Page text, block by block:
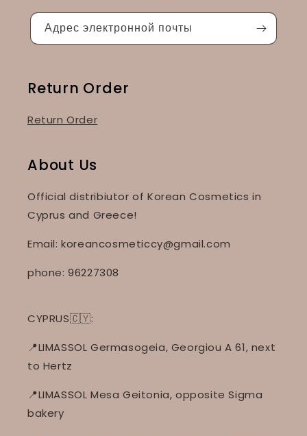
Адрес электронной почты
Return Order
Return Order
About Us
Official distribiutor of Korean Cosmetics in
Cyprus and Greece!
Email: koreancosmeticcy@gmail.com
phone: 96227308
CYPRUS🇨🇾:
📍LIMASSOL Germasogeia, Georgiou A 61, next
to Hertz
📍LIMASSOL Mesa Geitonia, opposite Sigma
bakery